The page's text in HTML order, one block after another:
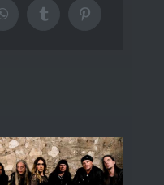
WhatsAppTumblrPinterest